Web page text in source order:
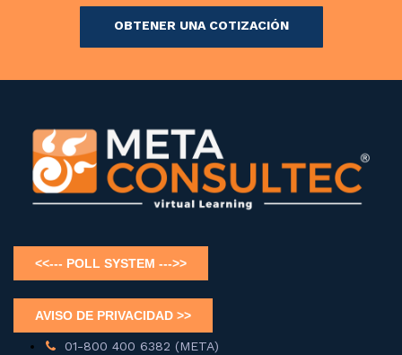
OBTENER UNA COTIZACIÓN
01-800 400 6382 (META)